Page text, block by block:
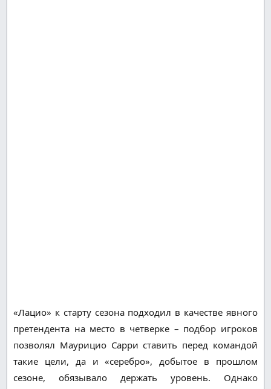
«Лацио» к старту сезона подходил в качестве явного
претендента на место в четверке – подбор игроков
позволял Маурицио Сарри ставить перед командой
такие цели, да и «серебро», добытое в прошлом
сезоне, обязывало держать уровень. Однако